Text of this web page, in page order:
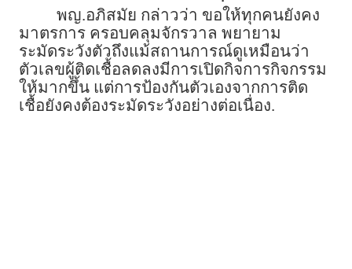
พญ.อภิสมัย กล่าวว่า ขอให้ทุกคนยังคง
มาตรการ ครอบคลุมจักรวาล พยายาม
ระมัดระวังตัวถึงแม้สถานการณ์ดูเหมือนว่า
ตัวเลขผู้ติดเชื้อลดลงมีการเปิดกิจการกิจกรรม
ให้มากขึ้น แต่การป้องกันตัวเองจากการติด
เชื้อยังคงต้องระมัดระวังอย่างต่อเนื่อง.